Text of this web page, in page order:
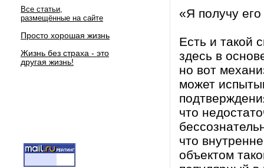
Все статьи,
размещённые на сайте
Просто хорошая жизнь
Жизнь без страха - это
другая жизнь!
«Я получу
Есть и такой
здесь в
но вот
может
что
что
объектом